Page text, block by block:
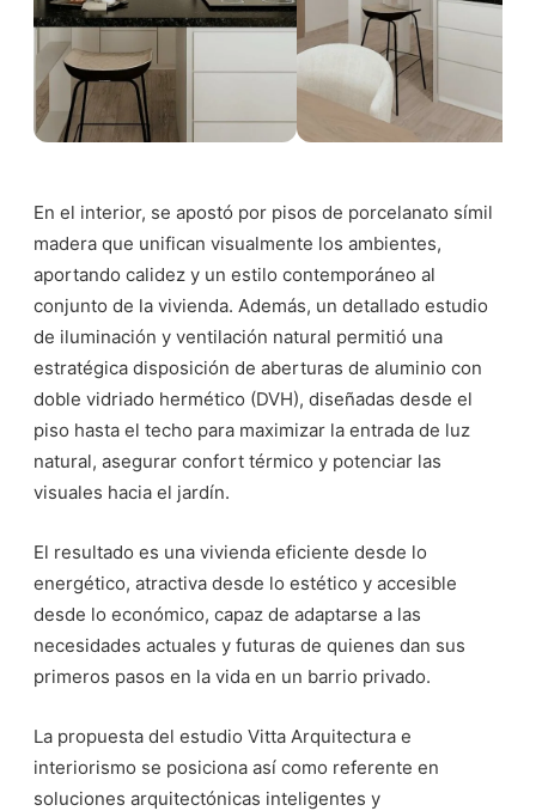
En el interior, se apostó por pisos de porcelanato símil
madera que unifican visualmente los ambientes,
aportando calidez y un estilo contemporáneo al
conjunto de la vivienda. Además, un detallado estudio
de iluminación y ventilación natural permitió una
estratégica disposición de aberturas de aluminio con
doble vidriado hermético (DVH), diseñadas desde el
piso hasta el techo para maximizar la entrada de luz
natural, asegurar confort térmico y potenciar las
visuales hacia el jardín.
El resultado es una vivienda eficiente desde lo
energético, atractiva desde lo estético y accesible
desde lo económico, capaz de adaptarse a las
necesidades actuales y futuras de quienes dan sus
primeros pasos en la vida en un barrio privado.
La propuesta del estudio Vitta Arquitectura e
interiorismo se posiciona así como referente en
soluciones arquitectónicas inteligentes y